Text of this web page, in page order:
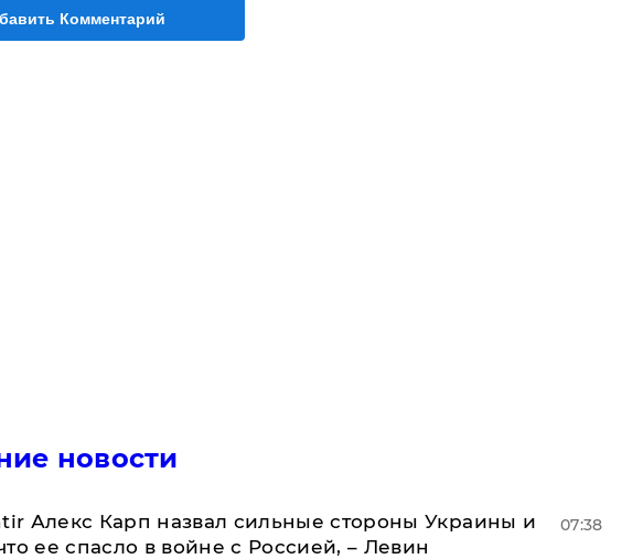
Комментарий
новости
Алекс Карп назвал сильные стороны Украины и
ее спасло в войне с Россией, – Левин
07:38